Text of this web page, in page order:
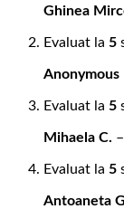
Ghinea
Evaluat la 5
Anonymous
Evaluat la 5
Mihaela C. –
Evaluat la 5
Antoaneta